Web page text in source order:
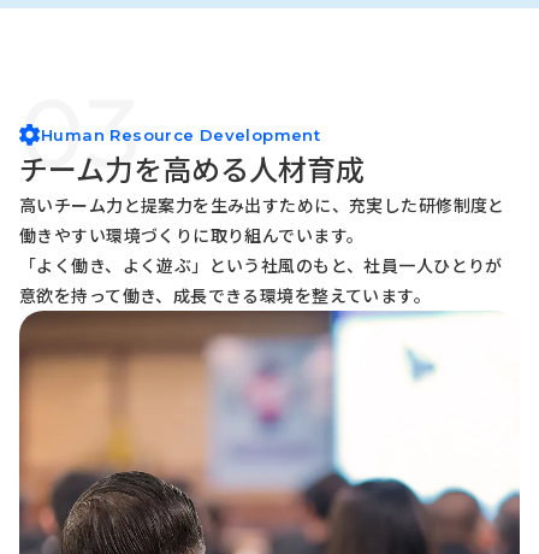
03
Human Resource Development
チーム力を高める人材育成
高いチーム力と提案力を生み出すために、充実した研修制度と
働きやすい環境づくりに取り組んでいます。
「よく働き、よく遊ぶ」という社風のもと、社員一人ひとりが
意欲を持って働き、成長できる環境を整えています。